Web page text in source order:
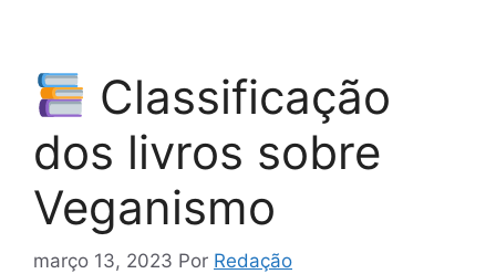
Classificação
dos livros sobre
Veganismo
março 13, 2023 Por Redação